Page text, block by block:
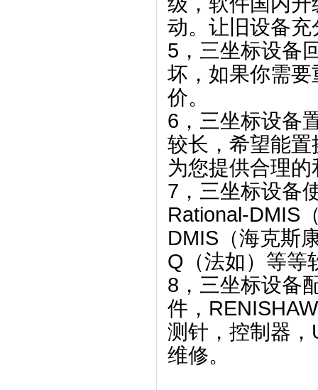
动。让旧设备
5，三坐标设备
坏，如果你需
价。
6，三坐标设备
较长，希望能
为您提供合理
7，三坐标设备
Rational-DMIS
DMIS（海克斯
Q（法如）等等
8，三坐标设备
件，
测针，控制器，
维修。